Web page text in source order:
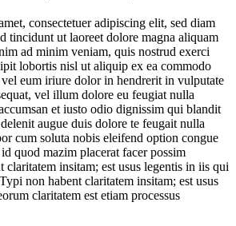
consectetuer adipiscing elit, sed diam
tincidunt ut laoreet dolore magna aliquam
ad minim veniam, quis nostrud exerci
lobortis nisl ut aliquip ex ea commodo
eum iriure dolor in hendrerit in vulputate
vel illum dolore eu feugiat nulla
et iusto odio dignissim qui blandit
augue duis dolore te feugait nulla
cum soluta nobis eleifend option congue
quod mazim placerat facer possim
claritatem insitam; est usus legentis in iis qui
non habent claritatem insitam; est usus
claritatem est etiam processus